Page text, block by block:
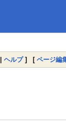
| ヘルプ] [ ページ編